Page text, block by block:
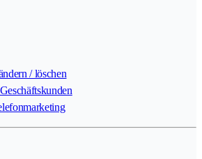
/ löschen